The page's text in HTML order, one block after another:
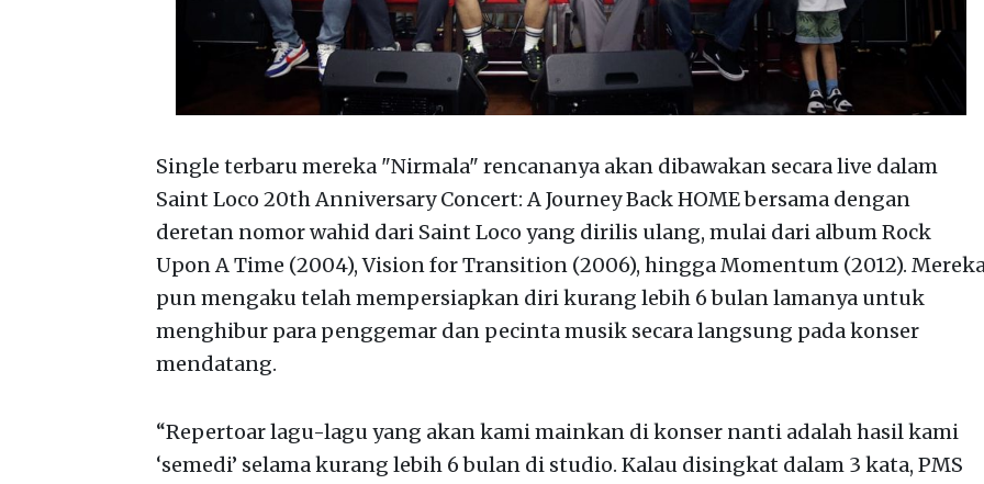
Single terbaru mereka "Nirmala" rencananya akan dibawakan secara live dalam
Saint Loco 20th Anniversary Concert: A Journey Back HOME bersama dengan
deretan nomor wahid dari Saint Loco yang dirilis ulang, mulai dari album Rock
Upon A Time (2004), Vision for Transition (2006), hingga Momentum (2012).
pun mengaku telah mempersiapkan diri kurang lebih 6 bulan lamanya untuk
menghibur para penggemar dan pecinta musik secara langsung pada konser
mendatang.
“Repertoar lagu-lagu yang akan kami mainkan di konser nanti adalah hasil kami
‘semedi’ selama kurang lebih 6 bulan di studio. Kalau disingkat dalam 3 kata, PMS